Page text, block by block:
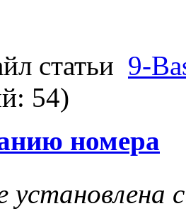
статьи 9-
54)
номера
установлена